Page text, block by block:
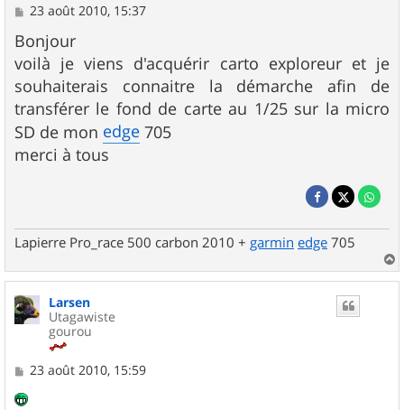
M
s
s
a
g
e
23 août 2010, 15:37
Bonjour
voilà je viens d'acquérir carto exploreur et je
souhaiterais connaitre la démarche afin de
transférer le fond de carte au 1/25 sur la micro
SD de mon edge 705
merci à tous
Lapierre Pro_race 500 carbon 2010 + garmin edge 705
a
u
Larsen
Utagawiste
gourou
M
s
23 août 2010, 15:59